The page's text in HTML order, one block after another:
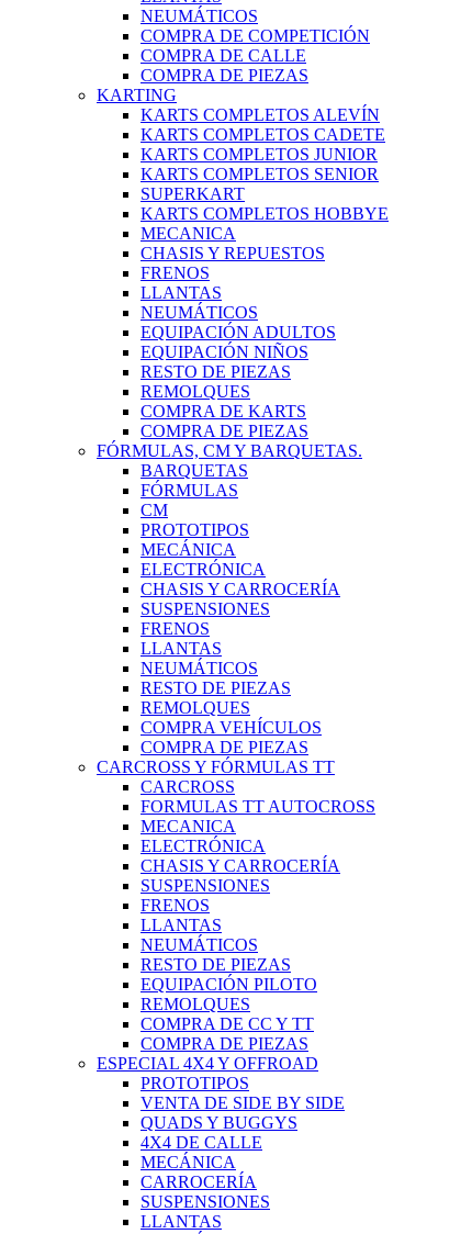
NEUMÁTICOS
COMPRA DE COMPETICIÓN
COMPRA DE CALLE
COMPRA DE PIEZAS
KARTING
KARTS COMPLETOS ALEVÍN
KARTS COMPLETOS CADETE
KARTS COMPLETOS JUNIOR
KARTS COMPLETOS SENIOR
SUPERKART
KARTS COMPLETOS HOBBYE
MECANICA
CHASIS Y REPUESTOS
FRENOS
LLANTAS
NEUMÁTICOS
EQUIPACIÓN ADULTOS
EQUIPACIÓN NIÑOS
RESTO DE PIEZAS
REMOLQUES
COMPRA DE KARTS
COMPRA DE PIEZAS
FÓRMULAS, CM Y BARQUETAS.
BARQUETAS
FÓRMULAS
CM
PROTOTIPOS
MECÁNICA
ELECTRÓNICA
CHASIS Y CARROCERÍA
SUSPENSIONES
FRENOS
LLANTAS
NEUMÁTICOS
RESTO DE PIEZAS
REMOLQUES
COMPRA VEHÍCULOS
COMPRA DE PIEZAS
CARCROSS Y FÓRMULAS TT
CARCROSS
FORMULAS TT AUTOCROSS
MECANICA
ELECTRÓNICA
CHASIS Y CARROCERÍA
SUSPENSIONES
FRENOS
LLANTAS
NEUMÁTICOS
RESTO DE PIEZAS
EQUIPACIÓN PILOTO
REMOLQUES
COMPRA DE CC Y TT
COMPRA DE PIEZAS
ESPECIAL 4X4 Y OFFROAD
PROTOTIPOS
VENTA DE SIDE BY SIDE
QUADS Y BUGGYS
4X4 DE CALLE
MECÁNICA
CARROCERÍA
SUSPENSIONES
LLANTAS